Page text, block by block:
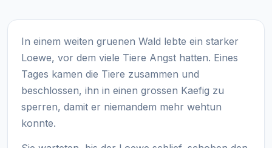
In einem weiten gruenen Wald lebte ein starker
Loewe, vor dem viele Tiere Angst hatten. Eines
Tages kamen die Tiere zusammen und
beschlossen, ihn in einen grossen Kaefig zu
sperren, damit er niemandem mehr wehtun
konnte.